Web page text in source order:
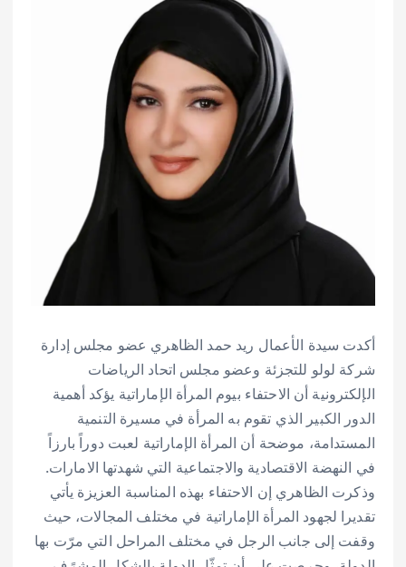
أكدت سيدة الأعمال ريد حمد الظاهري عضو مجلس إدارة
شركة لولو للتجزئة وعضو مجلس اتحاد الرياضات
الإلكترونية أن الاحتفاء بيوم المرأة الإماراتية يؤكد أهمية
الدور الكبير الذي تقوم به المرأة في مسيرة التنمية
المستدامة، موضحة أن المرأة الإماراتية لعبت دوراً بارزاً
في النهضة الاقتصادية والاجتماعية التي شهدتها الامارات.
وذكرت الظاهري إن الاحتفاء بهذه المناسبة العزيزة يأتي
تقديرا لجهود المرأة الإماراتية في مختلف المجالات، حيث
وقفت إلى جانب الرجل في مختلف المراحل التي مرّت بها